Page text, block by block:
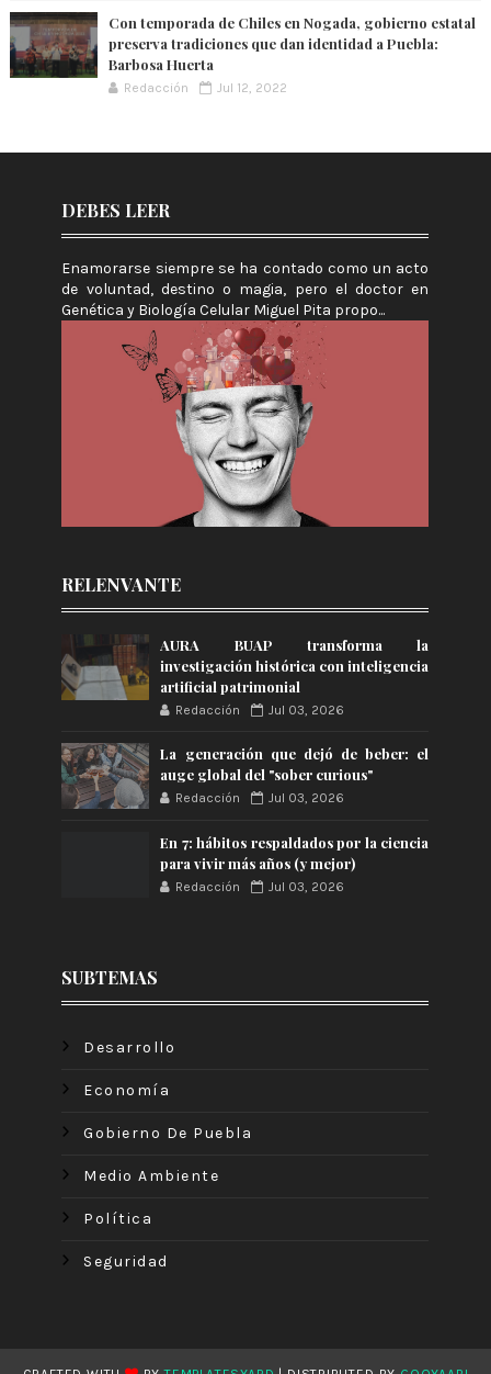
Con temporada de Chiles en Nogada, gobierno estatal
preserva tradiciones que dan identidad a Puebla:
Barbosa Huerta
Redacción Jul 12, 2022
DEBES LEER
Enamorarse siempre se ha contado como un acto
de voluntad, destino o magia, pero el doctor en
Genética y Biología Celular Miguel Pita propo...
RELENVANTE
AURA BUAP transforma la
investigación histórica con inteligencia
artificial patrimonial
Redacción Jul 03, 2026
La generación que dejó de beber: el
auge global del "sober curious"
Redacción Jul 03, 2026
En 7: hábitos respaldados por la ciencia
para vivir más años (y mejor)
Redacción Jul 03, 2026
SUBTEMAS
Desarrollo
Economía
Gobierno De Puebla
Medio Ambiente
Política
Seguridad